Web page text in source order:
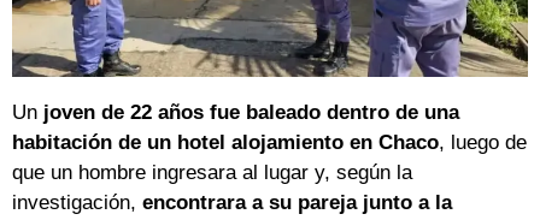
Un joven de 22 años fue baleado dentro de una
habitación de un hotel alojamiento en Chaco, luego de
que un hombre ingresara al lugar y, según la
investigación, encontrara a su pareja junto a la